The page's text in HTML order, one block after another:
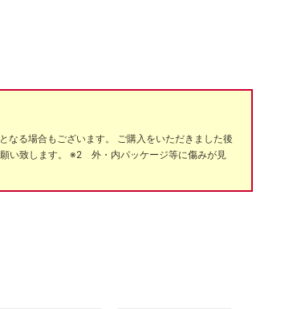
る場合もございます。 ご購入をいただきました後
い致します。 ※2 外・内パッケージ等に傷みが見